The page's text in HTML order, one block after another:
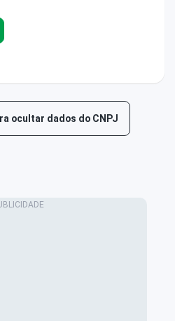
ocultar dados do CNPJ